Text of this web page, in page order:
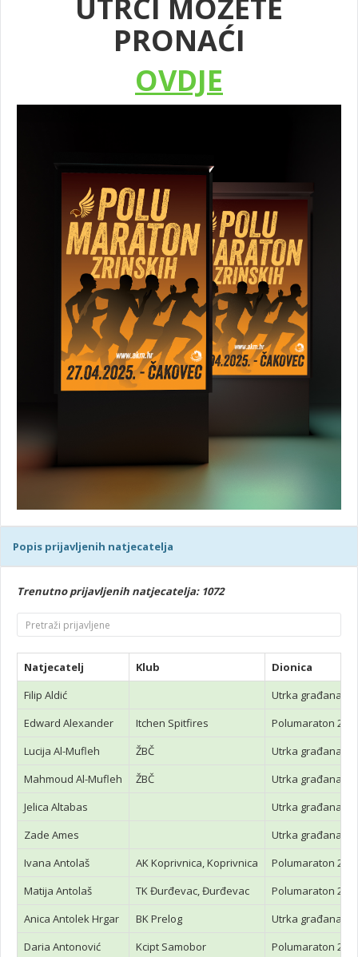
UTRCI MOŽETE
PRONAĆI
OVDJE
Popis prijavljenih natjecatelja
Trenutno prijavljenih natjecatelja: 1072
Natjecatelj Klub
Dionica
Filip Aldić
Utrka građana
Edward Alexander
Itchen Spitfires
Polumaraton 21
Lucija Al-Mufleh
ŽBČ
Utrka građana
Mahmoud Al-Mufleh
ŽBČ
Utrka građana
Jelica Altabas
Utrka građana
Zade Ames
Utrka građana
Ivana Antolaš
AK Koprivnica, Koprivnica
Polumaraton 21
Matija Antolaš
TK Đurđevac, Đurđevac
Polumaraton 21
Anica Antolek Hrgar
BK Prelog
Utrka građana
Daria Antonović
Kcipt Samobor
Polumaraton 21